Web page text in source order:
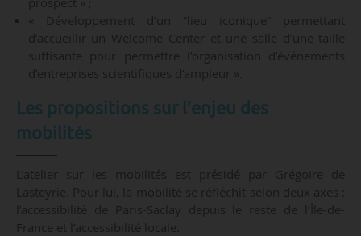
« Développement d’un “lieu iconique” permettant
d’accueillir un Welcome Center et une salle d’une taille
suffisante pour permettre l’organisation d’événements
d’entreprises scientifiques d’ampleur ».
Les propositions sur l’enjeu des
mobilités
L’atelier sur les mobilités est présidé par Grégoire de
Lasteyrie. Pour lui, la mobilité se réfléchit selon deux axes :
l’accessibilité de Paris-Saclay depuis le reste de l’Île-de-
France et l’accessibilité locale.